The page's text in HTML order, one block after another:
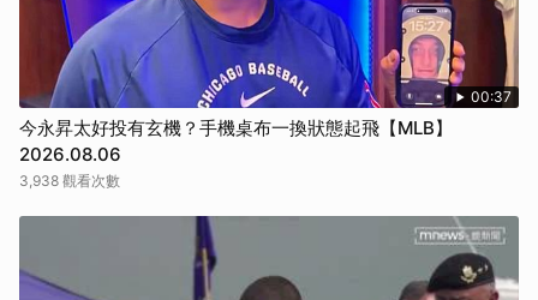
00:37
今永昇太好投有玄機？手機桌布一換狀態起飛【MLB】
2026.08.06
3,938 觀看次數